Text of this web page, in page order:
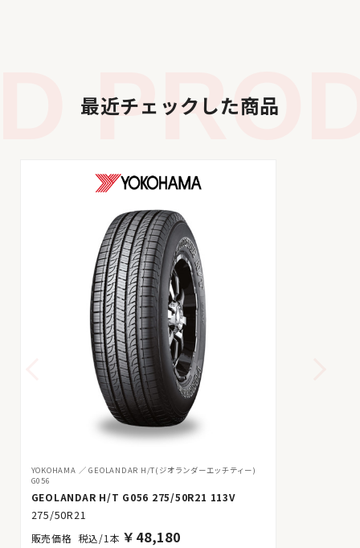
最近チェックした商品
YOKOHAMA
GEOLANDAR H/T(ジオランダーエッチティー)
G056
GEOLANDAR H/T G056 275/50R21 113V
275/50R21
税込/1本 ￥ 48,180